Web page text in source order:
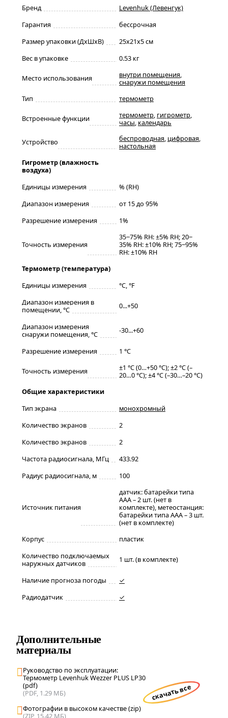
Бренд
Levenhuk (Левенгук)
Гарантия
бессрочная
Размер упаковки (ДxШxВ)
25x21x5 см
Вес в упаковке
0.53 кг
Место использования внутри помещения,
снаружи помещения
Тип
термометр
Встроенные функции термометр, гигрометр,
часы, календарь
Устройство беспроводная, цифровая,
настольная
Гигрометр (влажность
воздуха)
Единицы измерения
% (RH)
Диапазон измерения
от 15 до 95%
Разрешение измерения
1%
Точность измерения
35‒75% RH: ±5% RH; 20‒
35% RH: ±10% RH; 75‒95%
RH: ±10% RH
Термометр (температура)
Единицы измерения
°C, °F
Диапазон измерения в
помещении, °C
0...+50
Диапазон измерения
снаружи помещения, °C
-30...+60
Разрешение измерения 1 °C
Точность измерения
±1 °C (0…+50 °C); ±2 °C (–
20…0 °C); ±4 °C (–30…–20 °C)
Общие характеристики
Тип экрана
монохромный
Количество экранов
2
Количество экранов
2
Частота радиосигнала, МГц
433.92
Радиус радиосигнала, м
100
Источник питания
датчик: батарейки типа
AAА – 2 шт. (нет в
комплекте), метеостанция:
батарейки типа AАA – 3 шт.
(нет в комплекте)
Корпус
пластик
Количество подключаемых
наружных датчиков
1 шт. (в комплекте)
Наличие прогноза погоды
✓
Радиодатчик
✓
Дополнительные
материалы
Руководство по эксплуатации:
Термометр Levenhuk Wezzer PLUS LP30
(pdf)
(PDF, 1.29 МБ)
Фотографии в высоком качестве (zip)
(ZIP, 15.42 МБ)
скачать все